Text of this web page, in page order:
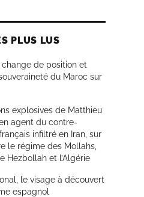
PLUS LUS
change de position et
du Maroc sur
explosives de Matthieu
agent du contre-
infiltré en Iran, sur
le régime des Mollahs,
Hezbollah et l’Algérie
le visage à découvert
espagnol